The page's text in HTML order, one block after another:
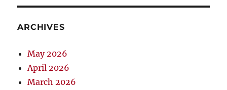
ARCHIVES
May 2026
April 2026
March 2026